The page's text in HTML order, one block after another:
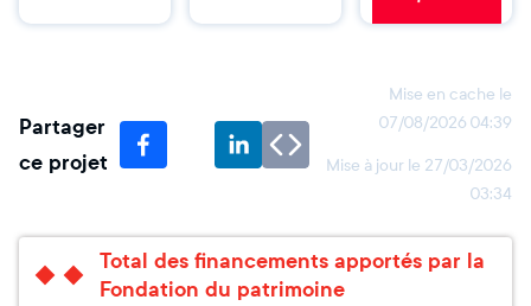
Partager
ce projet
Mise en cache le
07/08/2026 04:39
Mise à jour le 27/03/2026
03:34
Total des financements apportés par la
Fondation du patrimoine